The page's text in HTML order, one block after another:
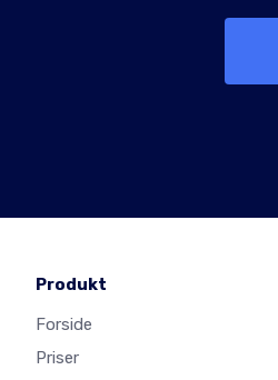
Produkt
Forside
Priser